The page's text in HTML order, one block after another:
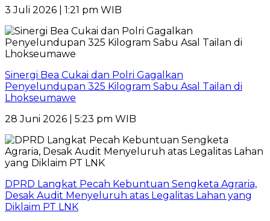
3 Juli 2026 | 1:21 pm WIB
Sinergi Bea Cukai dan Polri Gagalkan
Penyelundupan 325 Kilogram Sabu Asal Tailan di
Lhokseumawe
28 Juni 2026 | 5:23 pm WIB
DPRD Langkat Pecah Kebuntuan Sengketa Agraria,
Desak Audit Menyeluruh atas Legalitas Lahan yang
Diklaim PT LNK